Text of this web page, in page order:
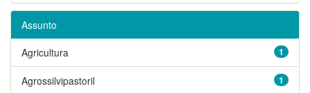
Assunto
1
Agricultura
1
Agrossilvipastoril